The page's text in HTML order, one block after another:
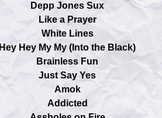
Depp Jones Sux
Like a Prayer
White Lines
Hey Hey My My (Into the Black)
Brainless Fun
Just Say Yes
Amok
Addicted